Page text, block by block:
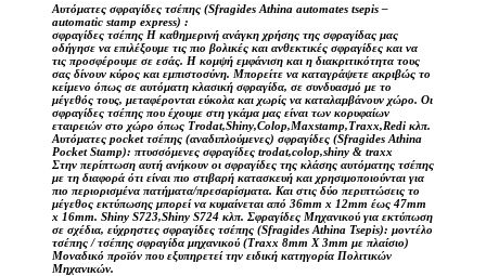
Αυτόματες σφραγίδες τσέπης (Sfragides Athina automates tsepis –
automatic stamp express) :
σφραγίδες τσέπης Η καθημερινή ανάγκη χρήσης της σφραγίδας μας
οδήγησε να επιλέξουμε τις πιο βολικές και ανθεκτικές σφραγίδες και να
τις προσφέρουμε σε εσάς. Η κομψή εμφάνιση και η διακριτικότητα τους
σας δίνουν κύρος και εμπιστοσύνη. Μπορείτε να καταγράψετε ακριβώς το
κείμενο όπως σε αυτόματη κλασική σφραγίδα, σε συνδυασμό με το
μέγεθός τους, μεταφέρονται εύκολα και χωρίς να καταλαμβάνουν χώρο. Οι
σφραγίδες τσέπης που έχουμε στη γκάμα μας είναι των κορυφαίων
εταιρειών στο χώρο όπως Trodat,Shiny,Colop,Maxstamp,Traxx,Redi κλπ.
Αυτόματες pocket τσέπης (αναδιπλούμενες) σφραγίδες (Sfragides Athina
Pocket Stamp): πτυσσόμενες σφραγίδες trodat,colop,shiny & traxx
Στην περίπτωση αυτή ανήκουν οι σφραγίδες της κλάσης αυτόματης τσέπης
με τη διαφορά ότι είναι πιο στιβαρή κατασκευή και χρησιμοποιούνται για
πιο περιορισμένα πατήματα/πρεσαρίσματα. Και στις δύο περιπτώσεις το
μέγεθος εκτύπωσης μπορεί να κυμαίνεται από 36mm x 12mm έως 47mm
x 16mm. Shiny S723,Shiny S724 κλπ. Σφραγίδες Μηχανικού για εκτύπωση
σε σχέδια, εύχρηστες σφραγίδες τσέπης (Sfragides Athina Tsepis): μοντέλο
τσέπης / τσέπης σφραγίδα μηχανικού (Traxx 8mm X 3mm με πλαίσιο)
Μοναδικό προϊόν που εξυπηρετεί την ειδική κατηγορία Πολιτικών
Μηχανικών.